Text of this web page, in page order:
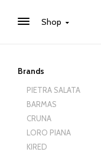
Shop
Brands
PIETRA SALATA
BARMAS
CRUNA
LORO PIANA
KIRED